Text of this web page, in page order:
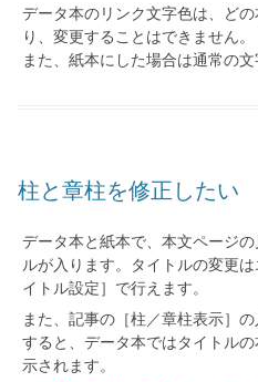
データ本のリンク文字色は、ど
り、変更することはできません。
また、紙本にした場合は通常の文
柱と章柱を修正したい
データ本と紙本で、本文ページ
ルが入ります。タイトルの変更
イトル設定］で行えます。
また、記事の［柱／章柱表示］
すると、データ本ではタイトル
示されます。